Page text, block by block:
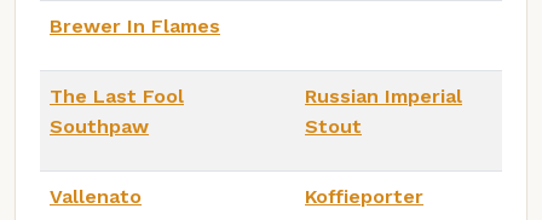
Brewer In Flames
The Last Fool
Southpaw
Russian Imperial
Stout
Vallenato Koffieporter